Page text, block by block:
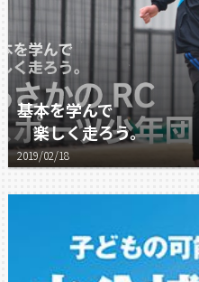
基本を学んで
楽しく走ろう。
2019/02/18